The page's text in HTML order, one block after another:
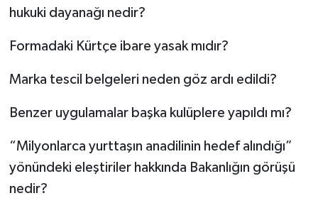
hukuki dayanağı nedir?
Formadaki Kürtçe ibare yasak mıdır?
Marka tescil belgeleri neden göz ardı edildi?
Benzer uygulamalar başka kulüplere yapıldı mı?
“Milyonlarca yurttaşın anadilinin hedef alındığı”
yönündeki eleştiriler hakkında Bakanlığın görüşü
nedir?